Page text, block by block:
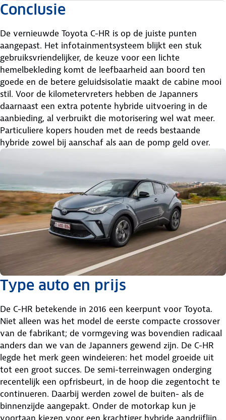
Conclusie
De vernieuwde Toyota C-HR is op de juiste punten
aangepast. Het infotainmentsysteem blijkt een stuk
gebruiksvriendelijker, de keuze voor een lichte
hemelbekleding komt de leefbaarheid aan boord ten
goede en de betere geluidsisolatie maakt de cabine mooi
stil. Voor de kilometervreters hebben de Japanners
daarnaast een extra potente hybride uitvoering in de
aanbieding, al verbruikt die motorisering wel wat meer.
Particuliere kopers houden met de reeds bestaande
hybride zowel bij aanschaf als aan de pomp geld over.
Type auto en prijs
De C-HR betekende in 2016 een keerpunt voor Toyota.
Niet alleen was het model de eerste compacte crossover
van de fabrikant; de vormgeving was bovendien radicaal
anders dan we van de Japanners gewend zijn. De C-HR
legde het merk geen windeieren: het model groeide uit
tot een groot succes. De semi-terreinwagen onderging
recentelijk een opfrisbeurt, in de hoop die zegentocht te
continueren. Daarbij werden zowel de buiten- als de
binnenzijde aangepakt. Onder de motorkap kun je